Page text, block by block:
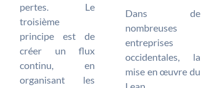
pertes. Le
troisième
principe est de
créer un flux
continu, en
organisant les
Dans de
nombreuses
entreprises
occidentales, la
mise en œuvre du